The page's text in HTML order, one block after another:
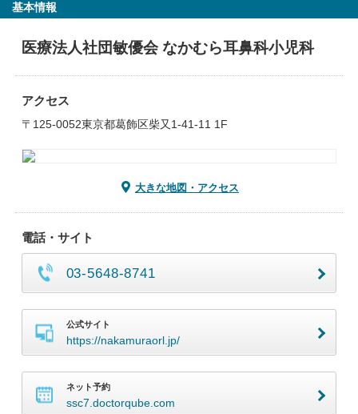
基本情報
医療法人社団敏優会 なかむら耳鼻科小児科
アクセス
〒125-0052東京都葛飾区柴又1-41-11 1F
大きな地図・アクセス
電話・サイト
03-5648-8741
公式サイト
https://nakamuraorl.jp/
ネット予約
ssc7.doctorqube.com